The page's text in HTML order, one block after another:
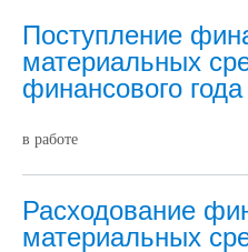
Поступление
материальных
финансового года
в работе
Расходование
материальных